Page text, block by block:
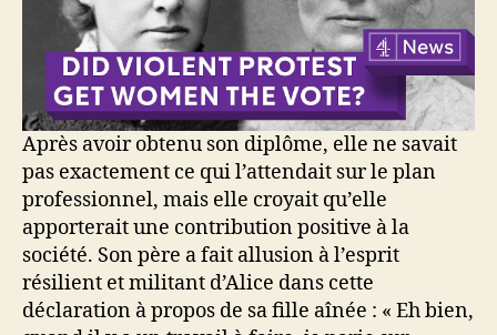
Après avoir obtenu son diplôme, elle ne savait
pas exactement ce qui l’attendait sur le plan
professionnel, mais elle croyait qu’elle
apporterait une contribution positive à la
société. Son père a fait allusion à l’esprit
résilient et militant d’Alice dans cette
déclaration à propos de sa fille aînée : « Eh bien,